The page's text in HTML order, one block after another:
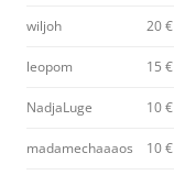
wiljoh 20 €
leopom 15 €
NadjaLuge 10 €
madamechaaaos 10 €